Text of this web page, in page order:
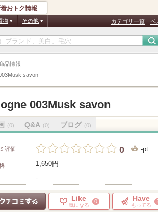
品情報
savon
おトク情報
物 その他 カテゴリ一覧 ベ
003Musk savon
(0) Q&A (0) ブログ (0)
評価 0 -pt
1,650円
-
Like
気になる
0 Have
もってる